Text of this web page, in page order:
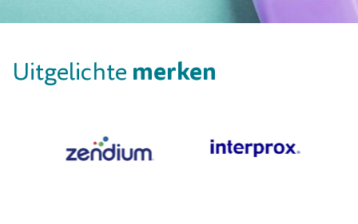
Uitgelichte merken